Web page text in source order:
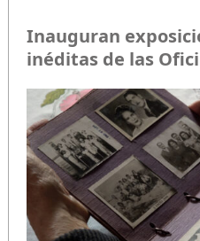
Inauguran
inéditas de las